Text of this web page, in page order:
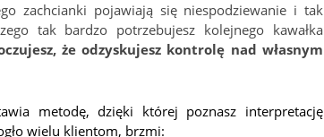
zachcianki pojawiają się niespodziewanie i tak
tak bardzo potrzebujesz kolejnego kawałka
że odzyskujesz kontrolę nad własnym
metodę, dzięki której poznasz interpretację
wielu klientom, brzmi: